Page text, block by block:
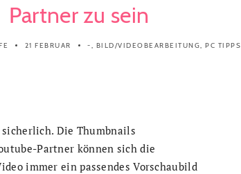
Partner zu sein
21 FEBRUAR -, BILD/VIDEOBEARBEITUNG,PC TIPPS
Die Thumbnails
Partner können sich die
immer ein passendes Vorschaubild